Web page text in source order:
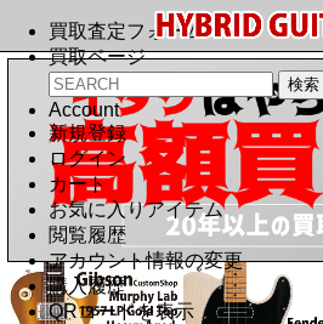
買取査定フォーム
買取ページ
Account
新規登録
ログイン
カート
お気に入りアイテム
閲覧履歴
アカウント情報の変更
購入履歴
QRコードを表示